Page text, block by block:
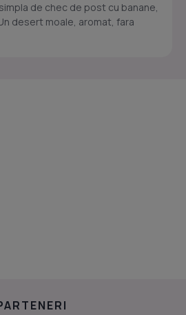
de chec de post cu banane,
desert moale, aromat, fara